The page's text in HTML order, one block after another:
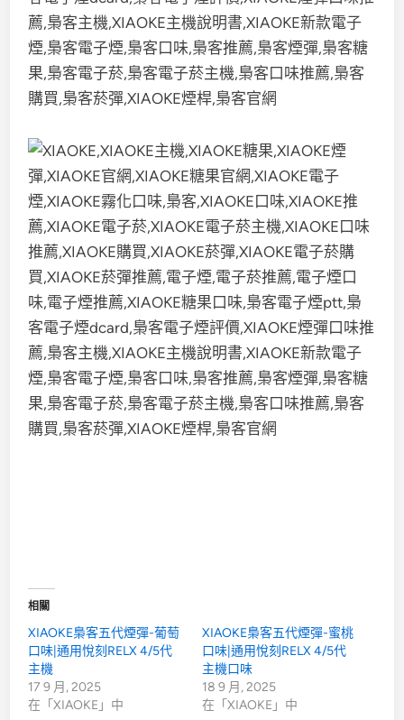
相關
XIAOKE梟客五代煙彈-葡萄
口味|通用悅刻RELX 4/5代
主機
17 9 月, 2025
在「XIAOKE」中
XIAOKE梟客五代煙彈-蜜桃
口味|通用悅刻RELX 4/5代
主機口味
18 9 月, 2025
在「XIAOKE」中